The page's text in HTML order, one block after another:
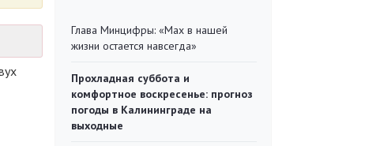
Глава Минцифры: «Мах в нашей
жизни остается навсегда»
Прохладная суббота и
комфортное воскресенье: прогноз
погоды в Калининграде на
выходные